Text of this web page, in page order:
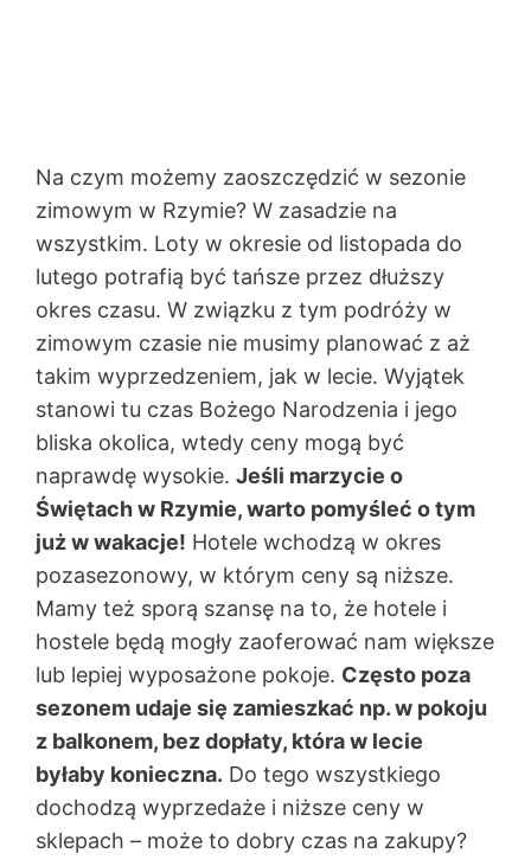
Na czym możemy zaoszczędzić w sezonie
zimowym w Rzymie? W zasadzie na
wszystkim. Loty w okresie od listopada do
lutego potrafią być tańsze przez dłuższy
okres czasu. W związku z tym podróży w
zimowym czasie nie musimy planować z aż
takim wyprzedzeniem, jak w lecie. Wyjątek
stanowi tu czas Bożego Narodzenia i jego
bliska okolica, wtedy ceny mogą być
naprawdę wysokie. Jeśli marzycie o
Świętach w Rzymie, warto pomyśleć o tym
już w wakacje! Hotele wchodzą w okres
pozasezonowy, w którym ceny są niższe.
Mamy też sporą szansę na to, że hotele i
hostele będą mogły zaoferować nam większe
lub lepiej wyposażone pokoje. Często poza
sezonem udaje się zamieszkać np. w pokoju
z balkonem, bez dopłaty, która w lecie
byłaby konieczna. Do tego wszystkiego
dochodzą wyprzedaże i niższe ceny w
sklepach – może to dobry czas na zakupy?